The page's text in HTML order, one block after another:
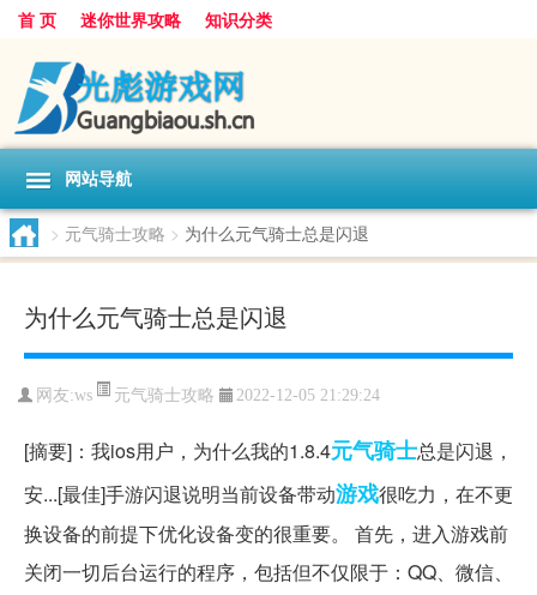
首 页 迷你世界攻略 知识分类
网站导航
> 元气骑士攻略 > 为什么元气骑士总是闪退
为什么元气骑士总是闪退
网友:ws 元气骑士攻略 2022-12-05 21:29:24
[摘要]：我ios用户，为什么我的1.8.4元气骑士总是闪退，
安...[最佳]手游闪退说明当前设备带动游戏很吃力，在不更
换设备的前提下优化设备变的很重要。 首先，进入游戏前
关闭一切后台运行的程序，包括但不仅限于：QQ、微信、